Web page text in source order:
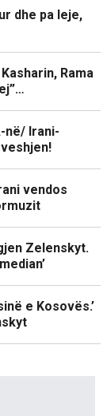
dhe pa leje,
Rama
në/ Irani-
vendos
Zelenskyt.
e Kosovës.’